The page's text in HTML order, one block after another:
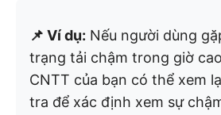
📌 Ví dụ: Nếu người dùng
trạng tải chậm trong giờ
CNTT của bạn có thể xem
tra để xác định xem sự